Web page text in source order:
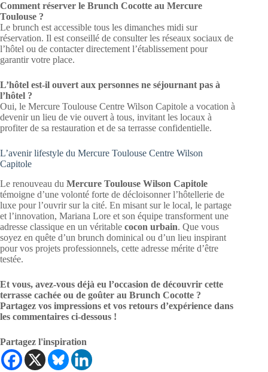
Comment réserver le Brunch Cocotte au Mercure
Toulouse ?
Le brunch est accessible tous les dimanches midi sur
réservation. Il est conseillé de consulter les réseaux sociaux de
l’hôtel ou de contacter directement l’établissement pour
garantir votre place.
L’hôtel est-il ouvert aux personnes ne séjournant pas à
l’hôtel ?
Oui, le Mercure Toulouse Centre Wilson Capitole a vocation à
devenir un lieu de vie ouvert à tous, invitant les locaux à
profiter de sa restauration et de sa terrasse confidentielle.
L’avenir lifestyle du Mercure Toulouse Centre Wilson
Capitole
Le renouveau du Mercure Toulouse Wilson Capitole
témoigne d’une volonté forte de décloisonner l’hôtellerie de
luxe pour l’ouvrir sur la cité. En misant sur le local, le partage
et l’innovation, Mariana Lore et son équipe transforment une
adresse classique en un véritable cocon urbain. Que vous
soyez en quête d’un brunch dominical ou d’un lieu inspirant
pour vos projets professionnels, cette adresse mérite d’être
testée.
Et vous, avez-vous déjà eu l’occasion de découvrir cette
terrasse cachée ou de goûter au Brunch Cocotte ?
Partagez vos impressions et vos retours d’expérience dans
les commentaires ci-dessous !
Partagez l'inspiration